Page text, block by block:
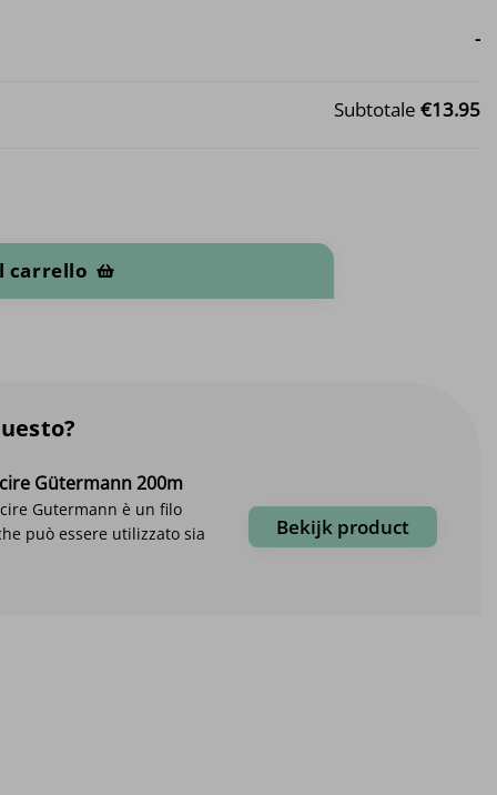
-
Subtotale €13.95
carrello
Gütermann 200m
Gutermann è un filo
può essere utilizzato sia
Bekijk product